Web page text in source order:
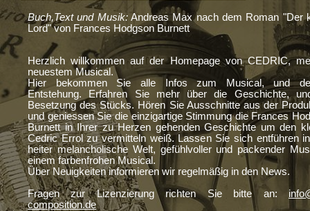
Buch,Text und Musik:Andreas Max nach dem Roman "Der
Lord" von Frances Hodgson Burnett
Herzlich willkommen auf der Homepage von CEDRIC,
neuestem Musical.
Hier bekommen Sie alle Infos zum Musical, und
Entstehung. Erfahren Sie mehr über die Geschichte,
Besetzung des Stücks. Hören Sie Ausschnitte aus der
und geniessen Sie die einzigartige Stimmung die Frances
Burnett in Ihrer zu Herzen gehenden Geschichte um den
Cedric Errol zu vermitteln weiß. Lassen Sie sich entführen
heiter melancholische Welt, gefühlvoller und packender
einem farbenfrohen Musical.
Über Neuigkeiten informieren wir regelmäßig in den News.
Fragen zur Lizenzierung richten Sie bitte an:
composition.de